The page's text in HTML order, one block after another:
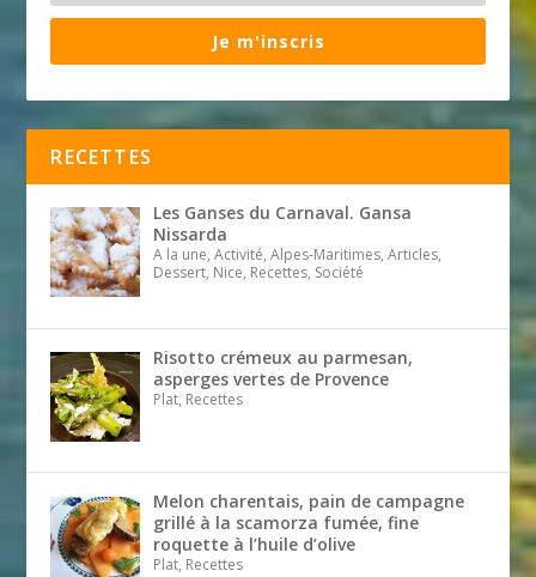
Je m'inscris
RECETTES
Les Ganses du Carnaval. Gansa
Nissarda
A la une, Activité, Alpes-Maritimes, Articles,
Dessert, Nice, Recettes, Société
Risotto crémeux au parmesan,
asperges vertes de Provence
Plat, Recettes
Melon charentais, pain de campagne
grillé à la scamorza fumée, fine
roquette à l’huile d’olive
Plat, Recettes